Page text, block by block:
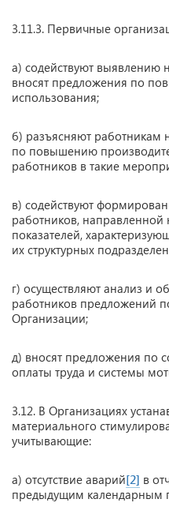
3.11.3. Первичные
а) содействуют выявлению
вносят предложения по
использования;
б) разъясняют работникам
по повышению
работников в такие
в) содействуют
работников,
показателей,
их структурных
г) осуществляют анализ и
работников предложений
Организации;
д) вносят предложения по
оплаты труда и системы
3.12. В Организациях
материального
учитывающие:
а) отсутствие аварий[2] в
предыдущим календарным